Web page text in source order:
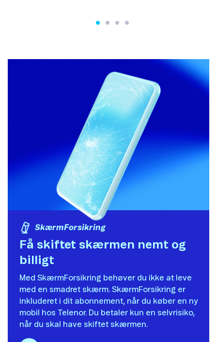
SkærmForsikring
Få skiftet skærmen nemt og
billigt​
Med SkærmForsikring behøver du ikke at leve
med en smadret skærm. SkærmForsikring er
inkluderet i dit abonnement, når du køber en ny
mobil hos Telenor​. Du betaler kun en selvrisiko,
når du skal have skiftet skærmen.